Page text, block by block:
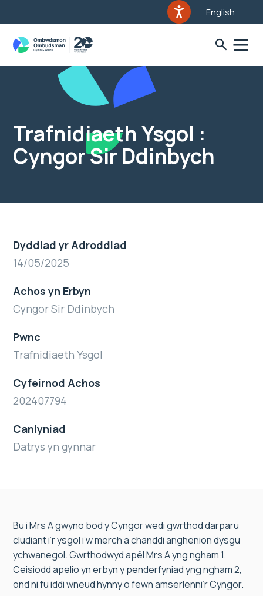
English
Trafnidiaeth Ysgol :
Cyngor Sir Ddinbych
Dyddiad yr Adroddiad
14/05/2025
Achos yn Erbyn
Cyngor Sir Ddinbych
Pwnc
Trafnidiaeth Ysgol
Cyfeirnod Achos
202407794
Canlyniad
Datrys yn gynnar
Bu i Mrs A gwyno bod y Cyngor wedi gwrthod darparu
cludiant i’r ysgol i’w merch a chanddi anghenion dysgu
ychwanegol. Gwrthodwyd apêl Mrs A yng ngham 1.
Ceisiodd apelio yn erbyn y penderfyniad yng ngham 2,
ond ni fu iddi wneud hynny o fewn amserlenni’r Cyngor.